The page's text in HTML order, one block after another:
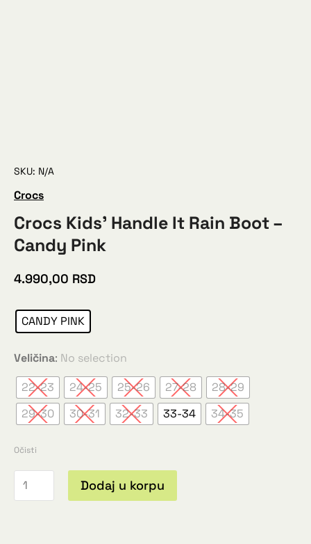
SKU: N/A
Crocs
Crocs Kids’ Handle It Rain Boot –
Candy Pink
4.990,00 RSD
CANDY PINK
Veličina: No selection
22-23 24-25 25-26 27-28
28-29
29-30
30-31 32-33 33-34 34-35
Očisti
Dodaj u korpu